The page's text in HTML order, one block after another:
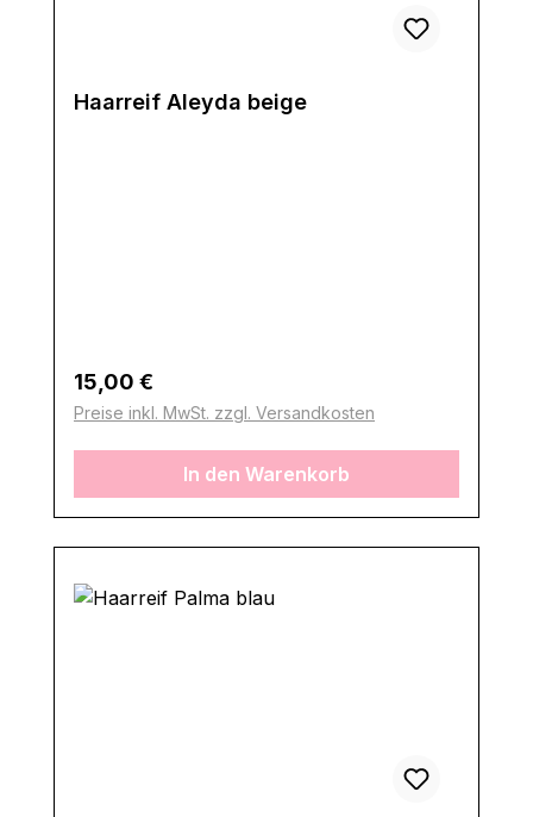
Haarreif Aleyda beige
Regulärer Preis:
15,00 €
Preise inkl. MwSt. zzgl. Versandkosten
In den Warenkorb